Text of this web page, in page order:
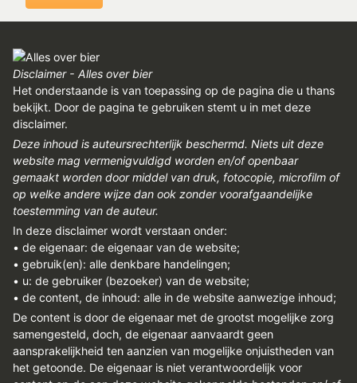
Disclaimer - Alles over bier
Het onderstaande is van toepassing op de pagina die u thans
bekijkt. Door de pagina te gebruiken stemt u in met deze
disclaimer.
Deze inhoud is auteursrechterlijk beschermd. Niets uit deze
website mag vermenigvuldigd worden en/of openbaar
gemaakt worden door middel van druk, fotocopie, microfilm of
op welke andere wijze dan ook zonder voorafgaandelijke
toestemming van de auteur.
In deze disclaimer wordt verstaan onder:
• de eigenaar: de eigenaar van de website;
• gebruik(en): alle denkbare handelingen;
• u: de gebruiker (bezoeker) van de website;
• de content, de inhoud: alle in de website aanwezige inhoud;
De content is door de eigenaar met de grootst mogelijke zorg
samengesteld, doch, de eigenaar aanvaardt geen
aansprakelijkheid ten aanzien van mogelijke onjuistheden van
het getoonde. De eigenaar is niet verantwoordelijk voor